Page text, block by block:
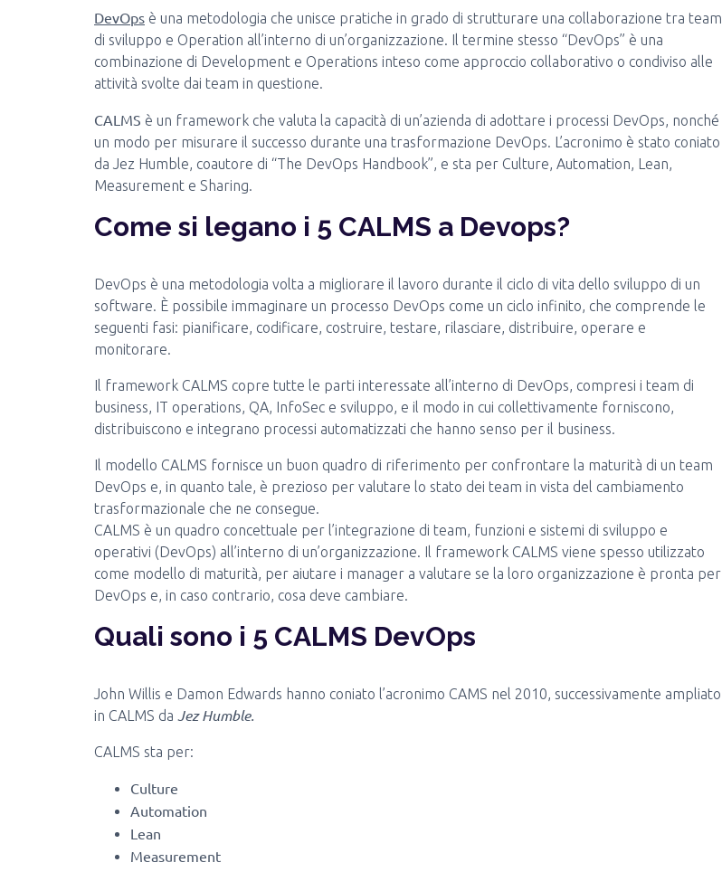
DevOps è una metodologia che unisce pratiche in grado di strutturare una collaborazione tra team
di sviluppo e Operation all’interno di un’organizzazione. Il termine stesso “DevOps” è una
combinazione di Development e Operations inteso come approccio collaborativo o condiviso alle
attività svolte dai team in questione.
CALMS è un framework che valuta la capacità di un’azienda di adottare i processi DevOps, nonché
un modo per misurare il successo durante una trasformazione DevOps. L’acronimo è stato coniato
da Jez Humble, coautore di “The DevOps Handbook”, e sta per Culture, Automation, Lean,
Measurement e Sharing.
Come si legano i 5 CALMS a Devops?
DevOps è una metodologia volta a migliorare il lavoro durante il ciclo di vita dello sviluppo di un
software. È possibile immaginare un processo DevOps come un ciclo infinito, che comprende le
seguenti fasi: pianificare, codificare, costruire, testare, rilasciare, distribuire, operare e
monitorare.
Il framework CALMS copre tutte le parti interessate all’interno di DevOps, compresi i team di
business, IT operations, QA, InfoSec e sviluppo, e il modo in cui collettivamente forniscono,
distribuiscono e integrano processi automatizzati che hanno senso per il business.
Il modello CALMS fornisce un buon quadro di riferimento per confrontare la maturità di un team
DevOps e, in quanto tale, è prezioso per valutare lo stato dei team in vista del cambiamento
trasformazionale che ne consegue.
CALMS è un quadro concettuale per l’integrazione di team, funzioni e sistemi di sviluppo e
operativi (DevOps) all’interno di un’organizzazione. Il framework CALMS viene spesso utilizzato
come modello di maturità, per aiutare i manager a valutare se la loro organizzazione è pronta per
DevOps e, in caso contrario, cosa deve cambiare.
Quali sono i 5 CALMS DevOps
John Willis e Damon Edwards hanno coniato l’acronimo CAMS nel 2010, successivamente ampliato
in CALMS da Jez Humble.
CALMS sta per:
Culture
Automation
Lean
Measurement